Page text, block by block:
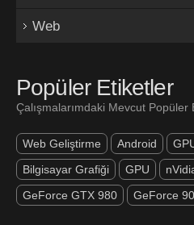
Web
Popüler Etiketler
Çalışmalarımdaki Mevcut Popüler
Web Geliştirme Android
Bilgisayar Grafiği
GPU
GeForce GTX 980
GeForce